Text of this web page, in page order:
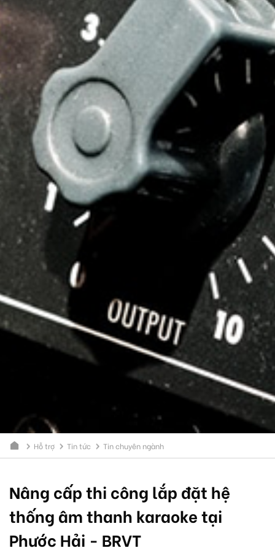
Hỗ trợ Tin tức Tin chuyên ngành
Nâng cấp thi công lắp đặt hệ
thống âm thanh karaoke tại
Phước Hải - BRVT